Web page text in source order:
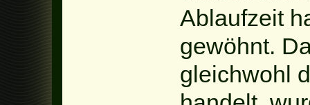
Ablaufzeit
gewöhnt.
gleichwohl